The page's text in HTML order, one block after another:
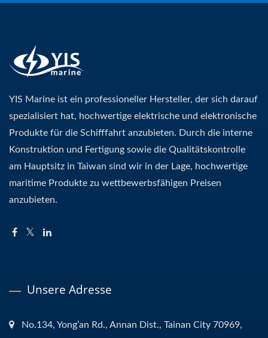
YIS Marine ist ein professioneller Hersteller, der sich darauf
spezialisiert hat, hochwertige elektrische und elektronische
Produkte für die Schifffahrt anzubieten. Durch die interne
Konstruktion und Fertigung sowie die Qualitätskontrolle
am Hauptsitz in Taiwan sind wir in der Lage, hochwertige
maritime Produkte zu wettbewerbsfähigen Preisen
anzubieten.
Unsere Adresse
No.134, Yong’an Rd., Annan Dist., Tainan City 70969,